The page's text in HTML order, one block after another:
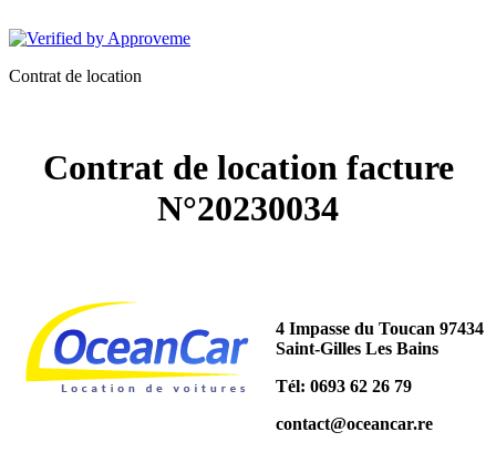
Contrat de location
Contrat de location facture
N°20230034
4 Impasse du Toucan 97434
Saint-Gilles Les Bains
Tél: 0693 62 26 79
contact@oceancar.re